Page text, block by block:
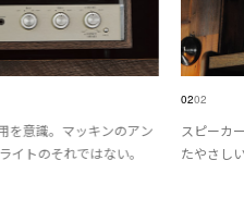
を意識。マッキンのアン
イトのそれではない。
0202
スピーカ
たやさし